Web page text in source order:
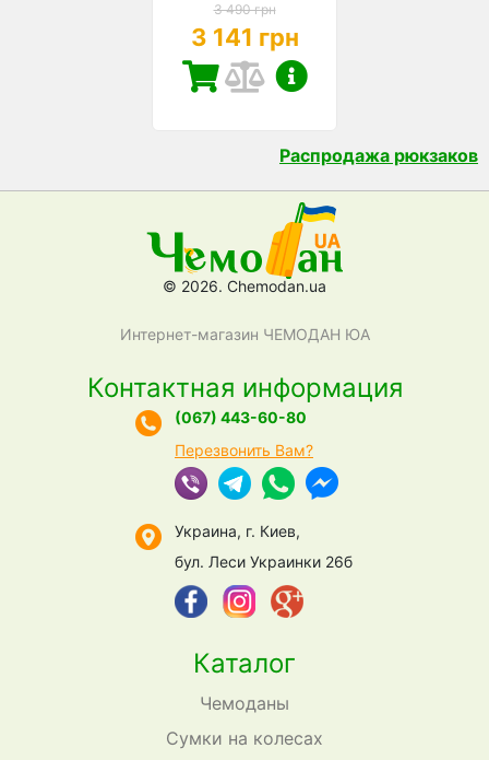
3 490 грн
3 141 грн
Распродажа рюкзаков
© 2026. Chemodan.ua
Интернет-магазин ЧЕМОДАН ЮА
Каталог
Чемоданы
Сумки на колесах
Контактная информация
(067) 443-60-80
Перезвонить Вам?
Украина, г. Киев,
бул. Леси Украинки 26б